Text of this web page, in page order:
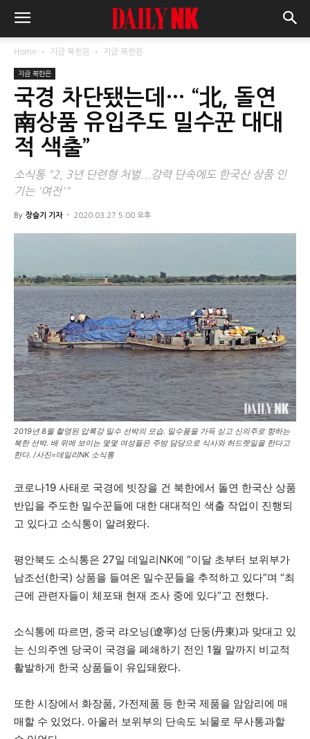
Home 지금 북한은 지금 북한은
지금 북한은
국경 차단됐는데… “北, 돌연
南상품 유입주도 밀수꾼 대대
적 색출”
소식통 "2, 3년 단련형 처벌...강력 단속에도 한국산 상품 인
기는 '여전'"
By 장슬기 기자 - 2020.03.27 5:00 오후
2019년 8월 촬영된 압록강 밀수 선박의 모습. 밀수품을 가득 싣고 신의주로 향하는
북한 선박. 배 위에 보이는 몇몇 여성들은 주방 담당으로 식사와 허드렛일을 한다고
한다. /사진=데일리NK 소식통
코로나19 사태로 국경에 빗장을 건 북한에서 돌연 한국산 상품
반입을 주도한 밀수꾼들에 대한 대대적인 색출 작업이 진행되
고 있다고 소식통이 알려왔다.
평안북도 소식통은 27일 데일리NK에 “이달 초부터 보위부가
남조선(한국) 상품을 들여온 밀수꾼들을 추적하고 있다”며 “최
근에 관련자들이 체포돼 현재 조사 중에 있다”고 전했다.
소식통에 따르면, 중국 랴오닝(遼寧)성 단둥(丹東)과 맞대고 있
는 신의주엔 당국이 국경을 폐쇄하기 전인 1월 말까지 비교적
활발하게 한국 상품들이 유입돼왔다.
또한 시장에서 화장품, 가전제품 등 한국 제품을 암암리에 매
매할 수 있었다. 아울러 보위부의 단속도 뇌물로 무사통과할